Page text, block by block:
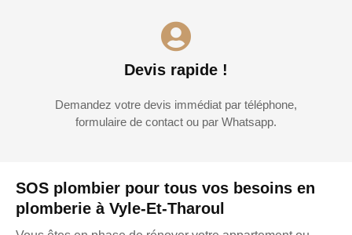
SOS plombier pour tous vos besoins en
plomberie à Vyle-Et-Tharoul
Devis rapide !
Demandez votre devis immédiat par téléphone,
formulaire de contact ou par Whatsapp.